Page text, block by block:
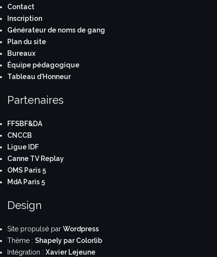
Contact
Inscription
Générateur de noms de gang
Plan du site
Bureaux
Équipe pédagogique
Tableau d'Honneur
Partenaires
FFSBF&DA
CNCCB
Ligue IDF
Canne TV Replay
OMS Paris 5
MdA Paris 5
Design
Site propulsé par Wordpress
Thème : Shapely par Colorlib
Intégration : Xavier Lejeune